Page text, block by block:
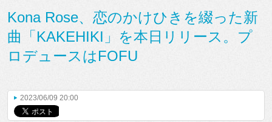
Kona Rose、恋のかけひきを綴った新
曲「KAKEHIKI」を本日リリース。プ
ロデュースはFOFU
2023/06/09 20:00